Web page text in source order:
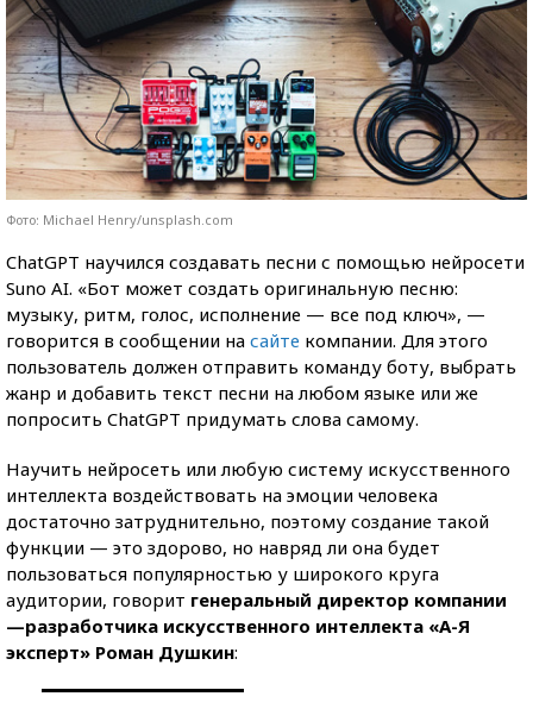
Фото: Michael Henry/unsplash.com
ChatGPT научился создавать песни с помощью нейросети
Suno AI. «Бот может создать оригинальную песню:
музыку, ритм, голос, исполнение — все под ключ», —
говорится в сообщении на сайте компании. Для этого
пользователь должен отправить команду боту, выбрать
жанр и добавить текст песни на любом языке или же
попросить ChatGPT придумать слова самому.
Научить нейросеть или любую систему искусственного
интеллекта воздействовать на эмоции человека
достаточно затруднительно, поэтому создание такой
функции — это здорово, но навряд ли она будет
пользоваться популярностью у широкого круга
аудитории, говорит генеральный директор компании
—разработчика искусственного интеллекта «А-Я
эксперт» Роман Душкин: